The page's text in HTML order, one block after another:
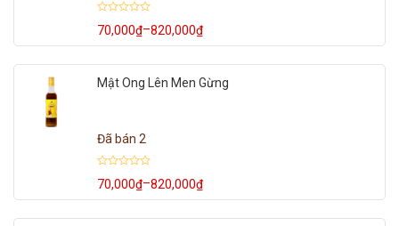
xếp
hạng
5
sao
70,000₫–820,000₫
Khoảng
giá:
đến
Mật Ong Lên Men Gừng
Đã bán 2
xếp
hạng
5
70,000₫–820,000₫
Khoảng
giá: